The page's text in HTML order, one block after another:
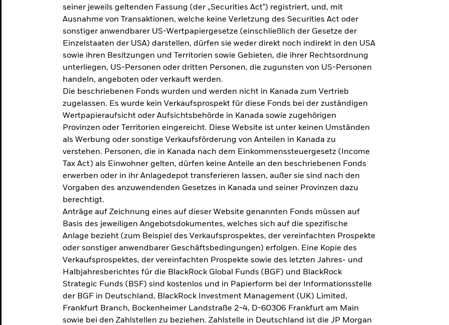
seiner jeweils geltenden Fassung (der „Securities Act") registriert, und, mit
Ausnahme von Transaktionen, welche keine Verletzung des Securities Act oder
sonstiger anwendbarer US-Wertpapiergesetze (einschließlich der Gesetze der
Einzelstaaten der USA) darstellen, dürfen sie weder direkt noch indirekt in den USA
sowie ihren Besitzungen und Territorien sowie Gebieten, die ihrer Rechtsordnung
unterliegen, US-Personen oder dritten Personen, die zugunsten von US-Personen
handeln, angeboten oder verkauft werden.
Die beschriebenen Fonds wurden und werden nicht in Kanada zum Vertrieb
zugelassen. Es wurde kein Verkaufsprospekt für diese Fonds bei der zuständigen
Wertpapieraufsicht oder Aufsichtsbehörde in Kanada sowie zugehörigen
Provinzen oder Territorien eingereicht. Diese Website ist unter keinen Umständen
als Werbung oder sonstige Verkaufsförderung von Anteilen in Kanada zu
verstehen. Personen, die in Kanada nach dem Einkommenssteuergesetz (Income
Tax Act) als Einwohner gelten, dürfen keine Anteile an den beschriebenen Fonds
erwerben oder in ihr Anlagedepot transferieren lassen, außer sie sind nach den
Vorgaben des anzuwendenden Gesetzes in Kanada und seiner Provinzen dazu
berechtigt.
Anträge auf Zeichnung eines auf dieser Website genannten Fonds müssen auf
Basis des jeweiligen Angebotsdokumentes, welches sich auf die spezifische
Anlage bezieht (zum Beispiel des Verkaufsprospektes, der vereinfachten Prospekte
oder sonstiger anwendbarer Geschäftsbedingungen) erfolgen. Eine Kopie des
Verkaufsprospektes, der vereinfachten Prospekte sowie des letzten Jahres- und
Halbjahresberichtes für die BlackRock Global Funds (BGF) und BlackRock
Strategic Funds (BSF) sind kostenlos und in Papierform bei der Informationsstelle
der BGF in Deutschland, BlackRock Investment Management (UK) Limited,
Frankfurt Branch, Bockenheimer Landstraße 2-4, D-60306 Frankfurt am Main
sowie bei den Zahlstellen zu beziehen. Zahlstelle in Deutschland ist die JP Morgan